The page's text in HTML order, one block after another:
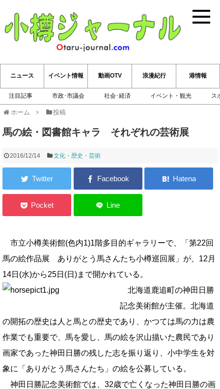
小樽ジ
ニュース
注目記事 市政･市議会 社会･経済 イベント・観光 ス
イベント情報 動画OTV 浪漫紀行 港情報
ホーム 投稿
馬の絵・図書館キャラ それぞれの芸術展
2016/12/14 文化・歴史・芸術
市立小樽美術館(色内1)1階多目的ギャラリーで、「第22回
馬の絵作品展 ありがとう馬さんたち小樽巡回展」が、12月
14日(水)から25日(日)まで開かれている。
北海道鹿追町の神田日勝
記念美術館が主催。北海道
の開拓の歴史は人と馬との歴史であり、かつては馬の力は農
作業でも重要で、馬を愛し、馬の絵を沢山描いた農民であり
画家であった神田日勝の残した志を振り返り、小中学生を対
象に「ありがとう馬さんたち」の絵を公募している。
神田日勝記念美術館では、32歳で亡くなった神田日勝の画